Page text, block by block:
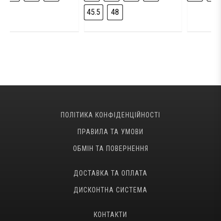
ПОЛІТИКА КОНФІДЕНЦІЙНОСТІ
ПРАВИЛА ТА УМОВИ
ОБМІН ТА ПОВЕРНЕННЯ
ДОСТАВКА ТА ОПЛАТА
ДИСКОНТНА СИСТЕМА
КОНТАКТИ